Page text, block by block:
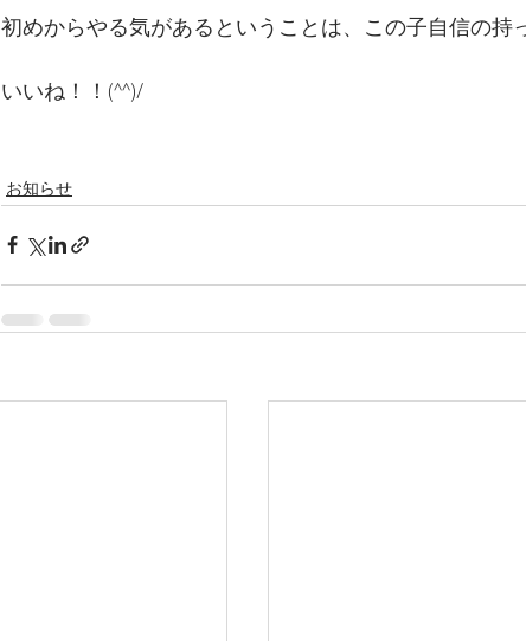
初めからやる気があるということは、この子自信の持
いいね！！(^^)/
お知らせ